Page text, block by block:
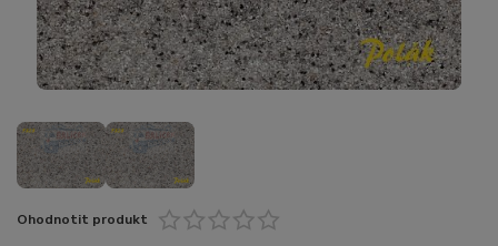
Ohodnotit produkt